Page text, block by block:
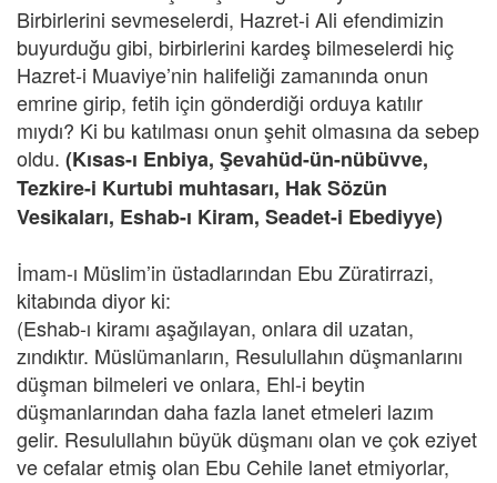
Birbirlerini sevmeselerdi, Hazret-i Ali efendimizin
buyurduğu gibi, birbirlerini kardeş bilmeselerdi hiç
Hazret-i Muaviye’nin halifeliği zamanında onun
emrine girip, fetih için gönderdiği orduya katılır
mıydı? Ki bu katılması onun şehit olmasına da sebep
oldu. (Kısas-ı Enbiya, Şevahüd-ün-nübüvve,
Tezkire-i Kurtubi muhtasarı, Hak Sözün
Vesikaları, Eshab-ı Kiram, Seadet-i Ebediyye)
İmam-ı Müslim’in üstadlarından Ebu Züratirrazi,
kitabında diyor ki:
(Eshab-ı kiramı aşağılayan, onlara dil uzatan,
zındıktır. Müslümanların, Resulullahın düşmanlarını
düşman bilmeleri ve onlara, Ehl-i beytin
düşmanlarından daha fazla lanet etmeleri lazım
gelir. Resulullahın büyük düşmanı olan ve çok eziyet
ve cefalar etmiş olan Ebu Cehile lanet etmiyorlar,